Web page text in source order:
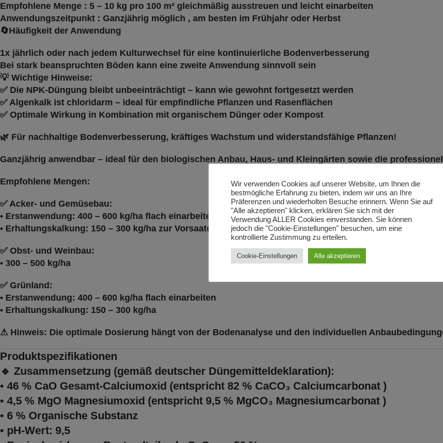
Empfohlene Menge : 5 – 10 kg pro 100 m² gleichmäßig ausstreuen und leicht einarbeiten
Anwendungszeitpunkt : Ganzjährig möglich , am besten im Frühjahr oder Herbst
🔄Häufigkeit der Anwendung
1x jährlich oder nach jedem Kulturwechsel für eine kontinuierliche Bodenverbesserung
Bei stark beanspruchten Böden kann eine zweite Anwendung sinnvoll sein
💡 Wichtige Hinweise:
✅ Die NPK-Düngung bleibt unbeeinträchtigt – kann wie gewohnt fortgesetzt werden
✅Algenkalk ist chloridarm – ideal für empfindliche Pflanzen und Rasenflächen
✅ Optimale Wirkung in Kombination mit organischem Dünger oder Kompost
🌿 Für nachhaltige Bodenverbesserung, kräftiges Wachstum und widerstandsfähige Pflanzen!
Ganzjährig anwendbar – ideal für den biologischen Anbau, Haus- und Kleingärten sowie die
Empfohlene Mengen:
✅Acker- und Gemüsebau:
• Erstanwendung: 400 – 600 kg/ha flach einarbeiten
• Erhaltungskalkung: 150 – 300 kg/ha zur Vorsaateinarbeitung
✅ Obst- und Weinbau:
• 300 – 500 kg/ha
✅ Grünland:
• Erstanwendung: 400 – 600 kg/ha flach einarbeiten
• Erhaltungskalkung: 150 – 300 kg/ha
⚠ Hinweis: Die optimale Dosierung hängt von der Bodenanalyse und den individuellen
Produktspezifikationen
🔹 Zusammensetzung (gemäß deutscher Düngemitteldeklaration):
• 46 % CaO Gesamt-Calciumoxid (entspricht 82 % CaCO₃ Calciumcarbonat )
• 4,5 % MgO Magnesiumoxid (entspricht 9,5 % MgCO₃ Magnesiumcarbonat )
• 6 % Organische Substanz
• pH-Wert: 9,5
Wir verwenden Cookies auf unserer Website, um Ihnen die
bestmögliche Erfahrung zu bieten, indem wir uns an Ihre
Präferenzen und wiederholten Besuche erinnern. Wenn Sie auf
"Alle akzeptieren" klicken, erklären Sie sich mit der
Verwendung ALLER Cookies einverstanden. Sie können
jedoch die "Cookie-Einstellungen" besuchen, um eine
kontrollierte Zustimmung zu erteilen.
Cookie-Einstellungen Alle akzeptieren